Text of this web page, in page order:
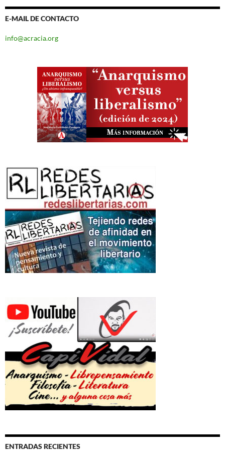
E-MAIL DE CONTACTO
info@acracia.org
ENTRADAS RECIENTES